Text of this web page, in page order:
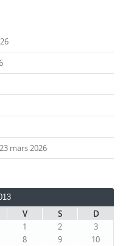
23 mars 2026
V S
D
1
2
3
8 9
10